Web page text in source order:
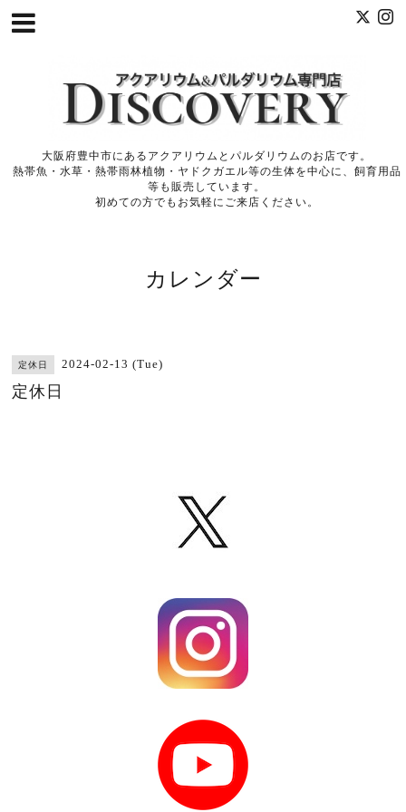
大阪府豊中市にあるアクアリウムとパルダリウムのお店です。
熱帯魚・水草・熱帯雨林植物・ヤドクガエル等の生体を中心に、飼育用品
等も販売しています。
初めての方でもお気軽にご来店ください。
カレンダー
定休日 2024-02-13 (Tue)
定休日